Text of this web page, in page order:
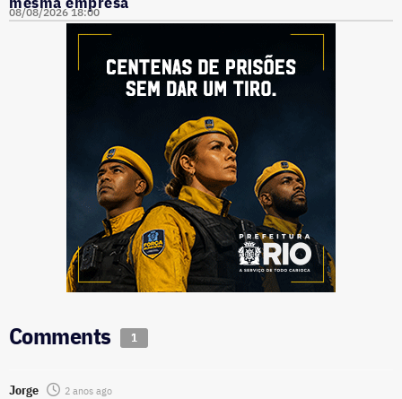
08/08/2026 18:00
Comments 1
Jorge 2 anos ago